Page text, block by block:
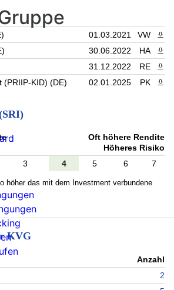
01.03.2021 VW
30.06.2022 HA
31.12.2022 RE
(PRIIP-KID) (DE)
02.01.2025 PK
Oft höhere Rendite
Höheres Risiko
3 4 5 6 7
höher das mit dem Investment verbundene
KVG
Anzahl
2